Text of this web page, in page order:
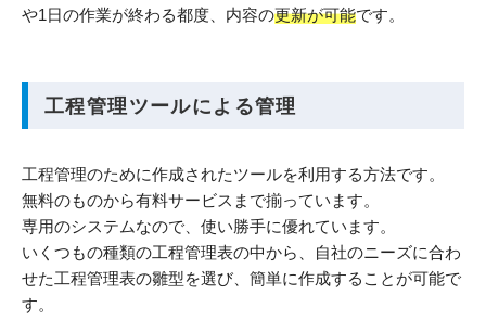
や1日の作業が終わる都度、内容の更新が可能です。
工程管理ツールによる管理
工程管理のために作成されたツールを利用する方法です。
無料のものから有料サービスまで揃っています。
専用のシステムなので、使い勝手に優れています。
いくつもの種類の工程管理表の中から、自社のニーズに合わ
せた工程管理表の雛型を選び、簡単に作成することが可能で
す。